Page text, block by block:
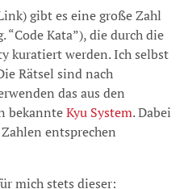
gibt es eine große Zahl
Kata”), die durch die
kuratiert werden. Ich selbst
Rätsel sind nach
das aus den
bekannteKyu System. Dabei
entsprechen
mich stets dieser: